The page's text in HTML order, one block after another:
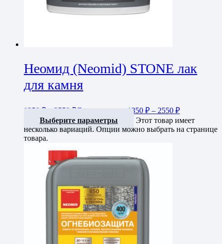
Неомид (Neomid) STONE лак
для камня
1350 ₽ 2550 ₽Диапазон цен: 1350 ₽ – 2550 ₽
Выберите параметры
Этот товар имеет
несколько вариаций. Опции можно выбрать на странице
товара.